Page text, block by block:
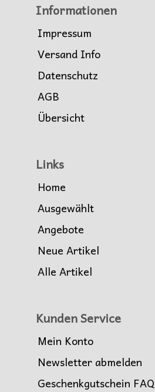
Informationen
Impressum
Versand Info
Datenschutz
AGB
Übersicht
Links
Home
Ausgewählt
Angebote
Neue Artikel
Alle Artikel
Kunden Service
Mein Konto
Newsletter abmelden
Geschenkgutschein FAQ